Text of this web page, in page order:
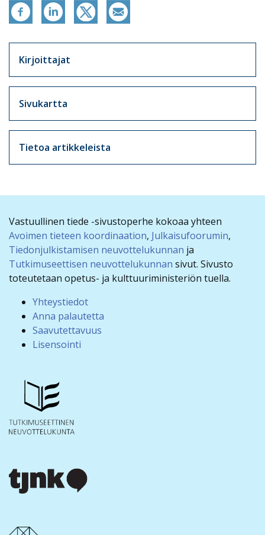
Kirjoittajat
Sivukartta
Tietoa artikkeleista
Vastuullinen tiede -sivustoperhe kokoaa yhteen
Avoimen tieteen koordinaation, Julkaisufoorumin,
Tiedonjulkistamisen neuvottelukunnan ja
Tutkimuseettisen neuvottelukunnan sivut. Sivusto
toteutetaan opetus- ja kulttuuriministeriön tuella.
Yhteystiedot
Anna palautetta
Saavutettavuus
Lisensointi